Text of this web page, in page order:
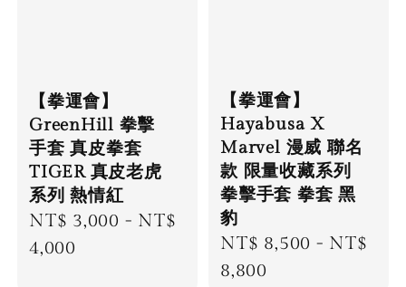
【拳運會】
GreenHill 拳擊
手套 真皮拳套
TIGER 真皮老虎
系列 熱情紅
Regular
price
NT$ 3,000 - NT$
4,000
【拳運會】
Hayabusa X
Marvel 漫威 聯名
款 限量收藏系列
拳擊手套 拳套 黑
豹
Regular
price
NT$ 8,500 - NT$
8,800